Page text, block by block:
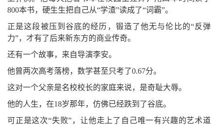
800本书，硬生生把自己从“学渣”读成了“词霸”。
正是这段被压到谷底的经历，锻造了他无与伦比的“反弹
力”，才有了后来新东方的商业传奇。
还有一个故事，来自导演李安。
他曾两次高考落榜，数学甚至只考了0.67分。
这对一个父亲是名校校长的家庭来说，是奇耻大辱。
他的人生，在18岁那年，仿佛已经跌到了谷底。
可正是这次“失败”，让他走上了自己唯一有兴趣的艺术道